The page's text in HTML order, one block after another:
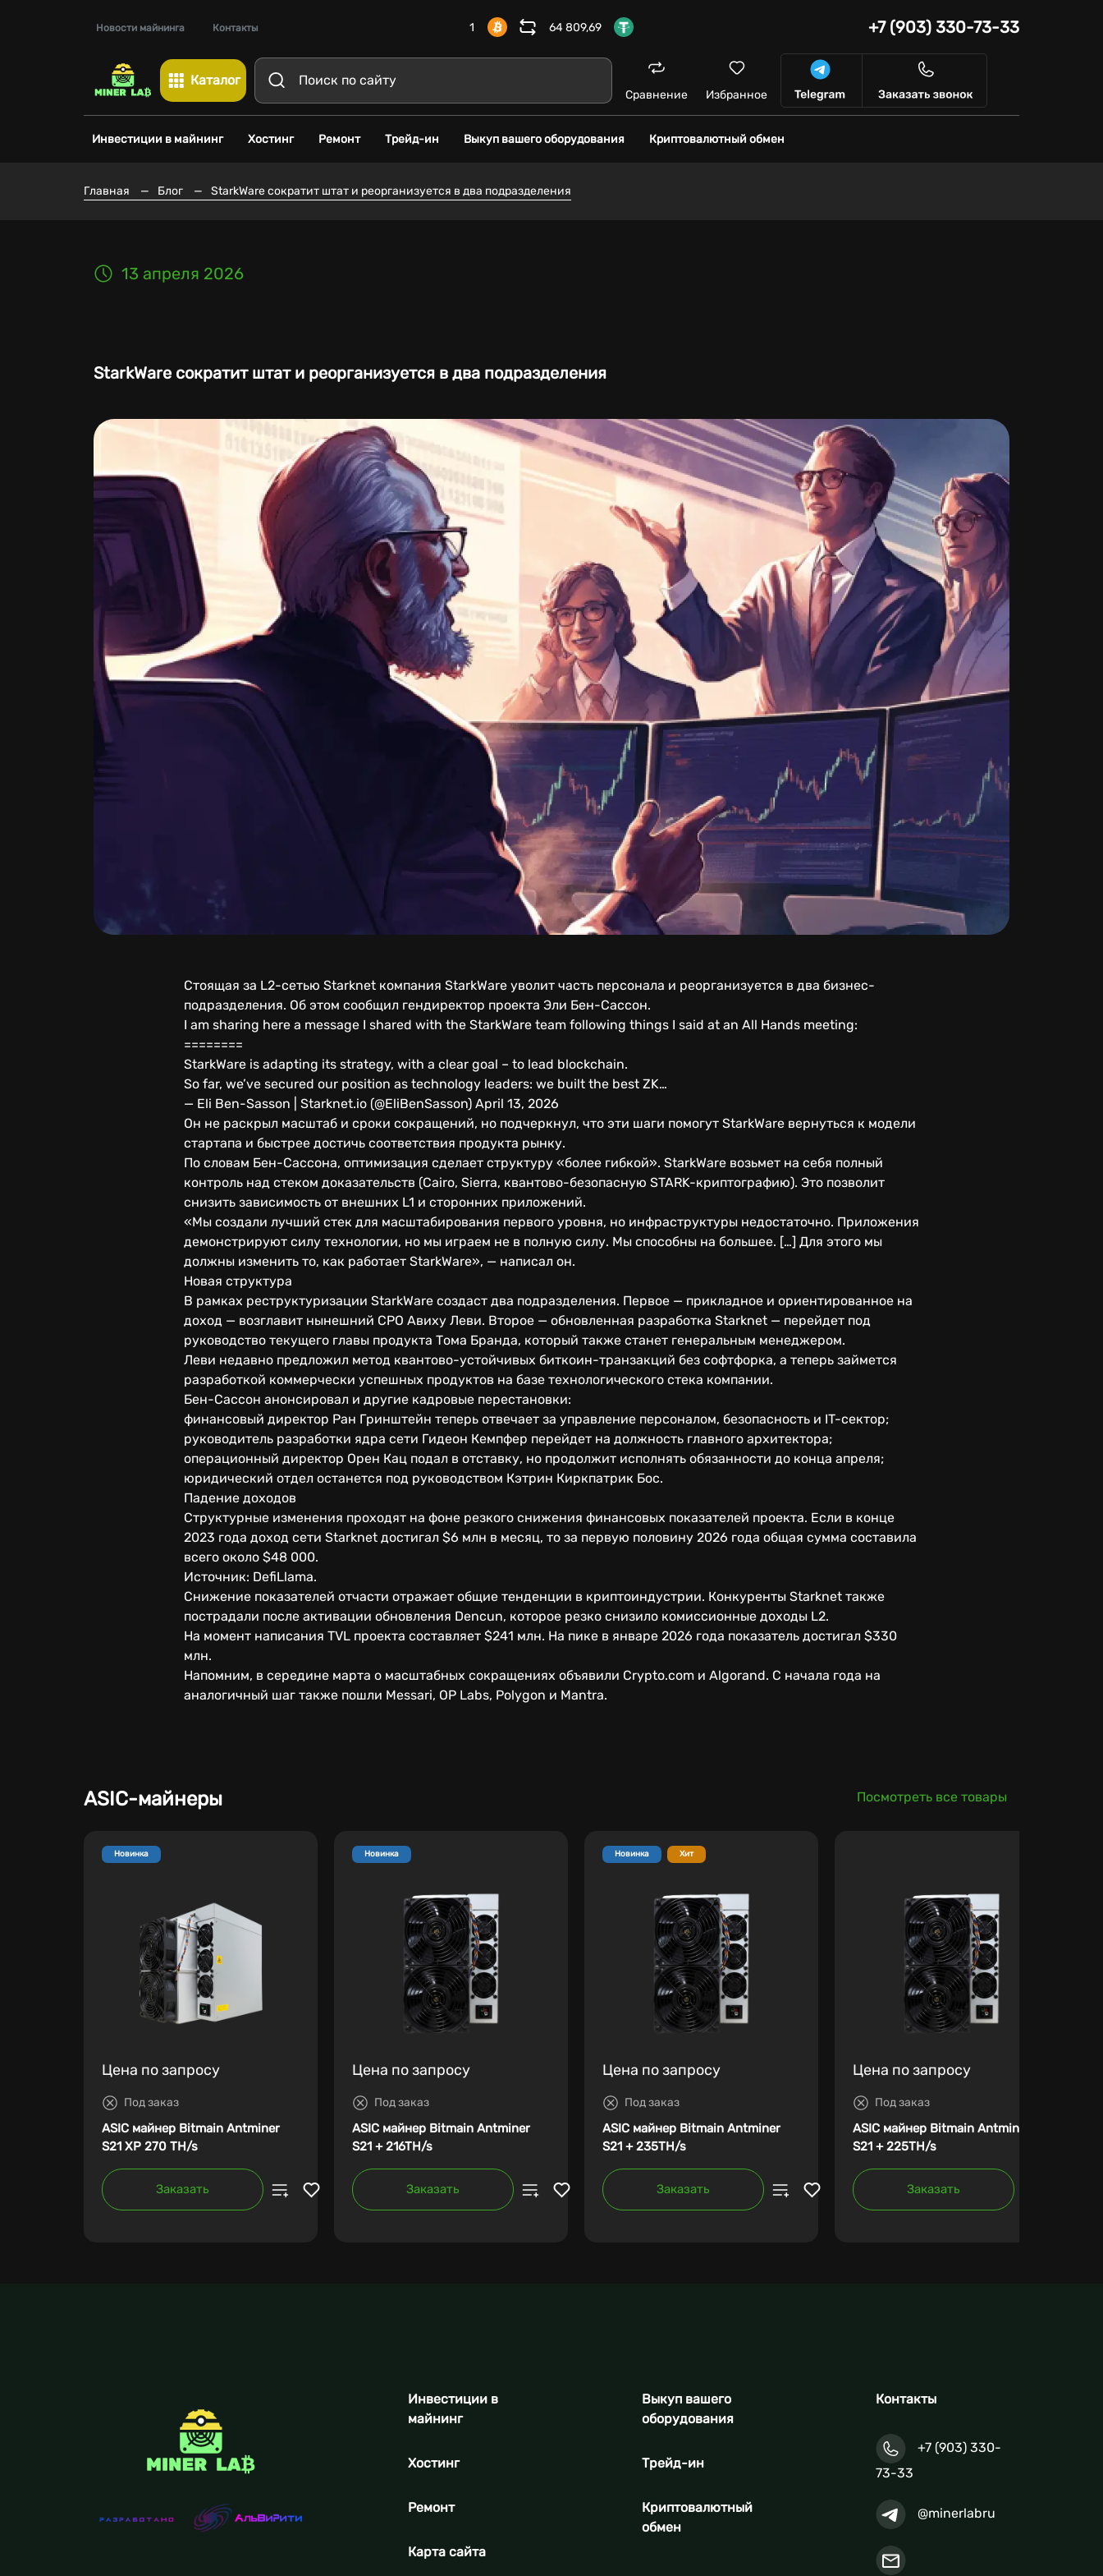
Новости майнинга Контакты 1 64 809,69 +7 (903) 330-73-33
Каталог
Сравнение Избранное
Инвестиции в майнинг Хостинг Ремонт Трейд-ин Выкуп вашего оборудования Криптовалютный обмен
Главная — Блог — StarkWare сократит штат и реорганизуется в два подразделения
13 апреля 2026
StarkWare сократит штат и реорганизуется в два подразделения
Стоящая за L2-сетью Starknet компания StarkWare уволит часть персонала и реорганизуется в два бизнес-
подразделения. Об этом сообщил гендиректор проекта Эли Бен-Сассон.
I am sharing here a message I shared with the StarkWare team following things I said at an All Hands meeting:
========
StarkWare is adapting its strategy, with a clear goal – to lead blockchain.
So far, we’ve secured our position as technology leaders: we built the best ZK…
— Eli Ben-Sasson | Starknet.io (@EliBenSasson) April 13, 2026
Он не раскрыл масштаб и сроки сокращений, но подчеркнул, что эти шаги помогут StarkWare вернуться к модели
стартапа и быстрее достичь соответствия продукта рынку.
По словам Бен-Сассона, оптимизация сделает структуру «более гибкой». StarkWare возьмет на себя полный
контроль над стеком доказательств (Cairo, Sierra, квантово-безопасную STARK-криптографию). Это позволит
снизить зависимость от внешних L1 и сторонних приложений.
«Мы создали лучший стек для масштабирования первого уровня, но инфраструктуры недостаточно. Приложения
демонстрируют силу технологии, но мы играем не в полную силу. Мы способны на большее. […] Для этого мы
должны изменить то, как работает StarkWare», — написал он.
Новая структура
В рамках реструктуризации StarkWare создаст два подразделения. Первое — прикладное и ориентированное на
доход — возглавит нынешний CPO Авиху Леви. Второе — обновленная разработка Starknet — перейдет под
руководство текущего главы продукта Тома Бранда, который также станет генеральным менеджером.
Леви недавно предложил метод квантово-устойчивых биткоин-транзакций без софтфорка, а теперь займется
разработкой коммерчески успешных продуктов на базе технологического стека компании.
Бен-Сассон анонсировал и другие кадровые перестановки:
финансовый директор Ран Гринштейн теперь отвечает за управление персоналом, безопасность и IT-сектор;
руководитель разработки ядра сети Гидеон Кемпфер перейдет на должность главного архитектора;
операционный директор Орен Кац подал в отставку, но продолжит исполнять обязанности до конца апреля;
юридический отдел останется под руководством Кэтрин Киркпатрик Бос.
Падение доходов
Структурные изменения проходят на фоне резкого снижения финансовых показателей проекта. Если в конце
2023 года доход сети Starknet достигал $6 млн в месяц, то за первую половину 2026 года общая сумма составила
всего около $48 000.
Источник: DefiLlama.
Снижение показателей отчасти отражает общие тенденции в криптоиндустрии. Конкуренты Starknet также
пострадали после активации обновления Dencun, которое резко снизило комиссионные доходы L2.
На момент написания TVL проекта составляет $241 млн. На пике в январе 2026 года показатель достигал $330
млн.
Напомним, в середине марта о масштабных сокращениях объявили Crypto.com и Algorand. С начала года на
аналогичный шаг также пошли Messari, OP Labs, Polygon и Mantra.
ASIC-майнеры Посмотреть все товары
Новинка
Цена по запросу
Под заказ
ASIC майнер Bitmain Antminer
S21 XP 270 TH/s
Заказать
Новинка
Цена по запросу
Под заказ
ASIC майнер Bitmain Antminer
S21 + 216TH/s
Заказать
Новинка Хит
Цена по запросу
Под заказ
ASIC майнер Bitmain Antminer
S21 + 235TH/s
Заказать
Цена по запросу
Под заказ
ASIC майнер Bitmain Antminer
S21 + 225TH/s
Заказать
Инвестиции в
майнинг
Хостинг
Ремонт
Карта сайта
Выкуп вашего
оборудования
Трейд-ин
Криптовалютный
обмен
Контакты
+7 (903) 330-
73-33
@minerlabru